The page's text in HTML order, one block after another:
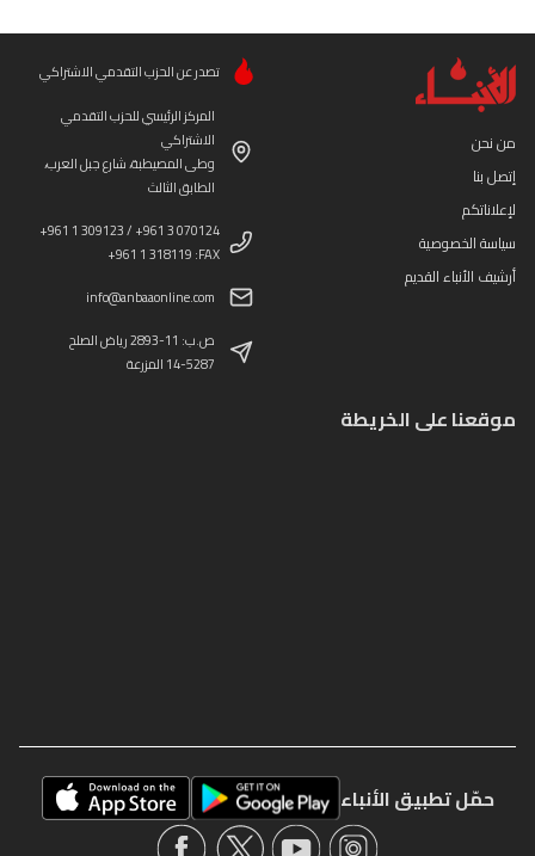
من نحن
إتصل بنا
لإعلاناتكم
سياسة الخصوصية
أرشيف الأنباء القديم
تصدر عن الحزب التقدمي الاشتراكي
المركز الرئيسي للحزب التقدمي
الاشتراكي
وطى المصيطبة، شارع جبل العرب،
الطابق الثالث
+961 1 309123 / +961 3 070124
+961 1 318119 :FAX
info@anbaaonline.com
ص.ب: 11-2893 رياض الصلح
14-5287 المزرعة
موقعنا على الخريطة
حمّل تطبيق الأنباء